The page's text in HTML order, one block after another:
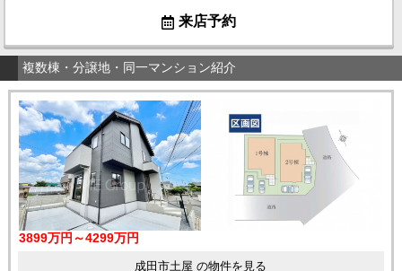
来店予約
複数棟・分譲地・同一マンション紹介
3899万円～4299万円
成田市土屋 の物件を見る